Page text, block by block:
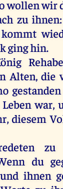
wollenwir
zu ihnen:
kommt
ginghin.
Alten,die
gestanden
Leben war,
,diesem
zu
du
und ihnen